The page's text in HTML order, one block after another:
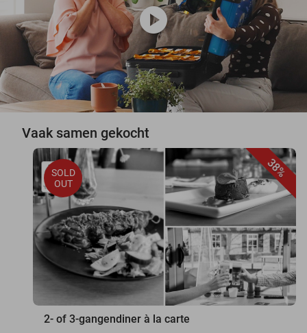
play_circle
Vaak samen gekocht
38%
SOLD
OUT
2- of 3-gangendiner à la carte